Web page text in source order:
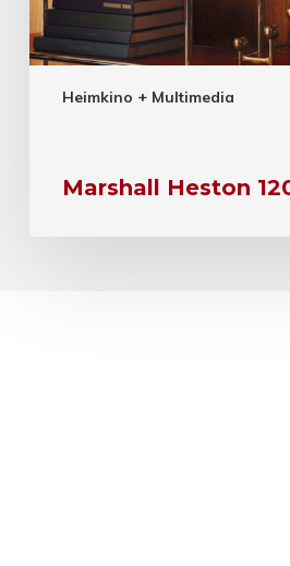
Heimkino + Multimedia
Marshall Heston